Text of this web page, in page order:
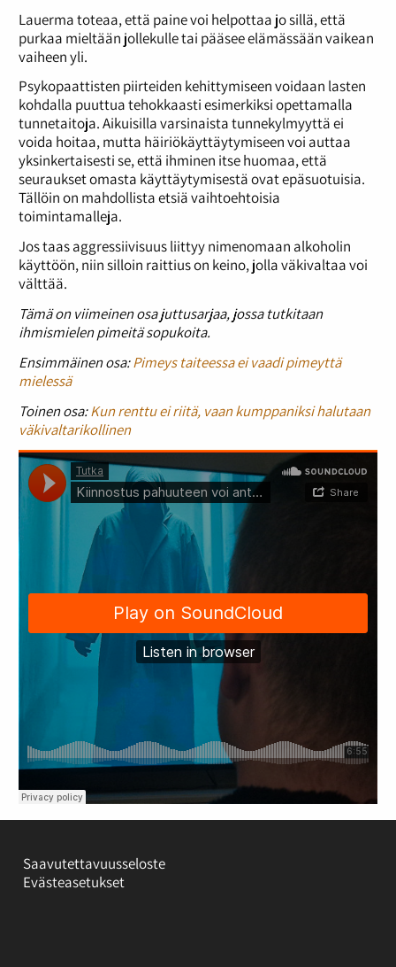
Lauerma toteaa, että paine voi helpottaa jo sillä, että
purkaa mieltään jollekulle tai pääsee elämässään vaikean
vaiheen yli.
Psykopaattisten piirteiden kehittymiseen voidaan lasten
kohdalla puuttua tehokkaasti esimerkiksi opettamalla
tunnetaitoja. Aikuisilla varsinaista tunnekylmyyttä ei
voida hoitaa, mutta häiriökäyttäytymiseen voi auttaa
yksinkertaisesti se, että ihminen itse huomaa, että
seuraukset omasta käyttäytymisestä ovat epäsuotuisia.
Tällöin on mahdollista etsiä vaihtoehtoisia
toimintamalleja.
Jos taas aggressiivisuus liittyy nimenomaan alkoholin
käyttöön, niin silloin raittius on keino, jolla väkivaltaa voi
välttää.
Tämä on viimeinen osa juttusarjaa, jossa tutkitaan
ihmismielen pimeitä sopukoita.
Ensimmäinen osa:Pimeys taiteessa ei vaadi pimeyttä
mielessä
Toinen osa:Kun renttu ei riitä, vaan kumppaniksi halutaan
väkivaltarikollinen
Saavutettavuusseloste
Evästeasetukset